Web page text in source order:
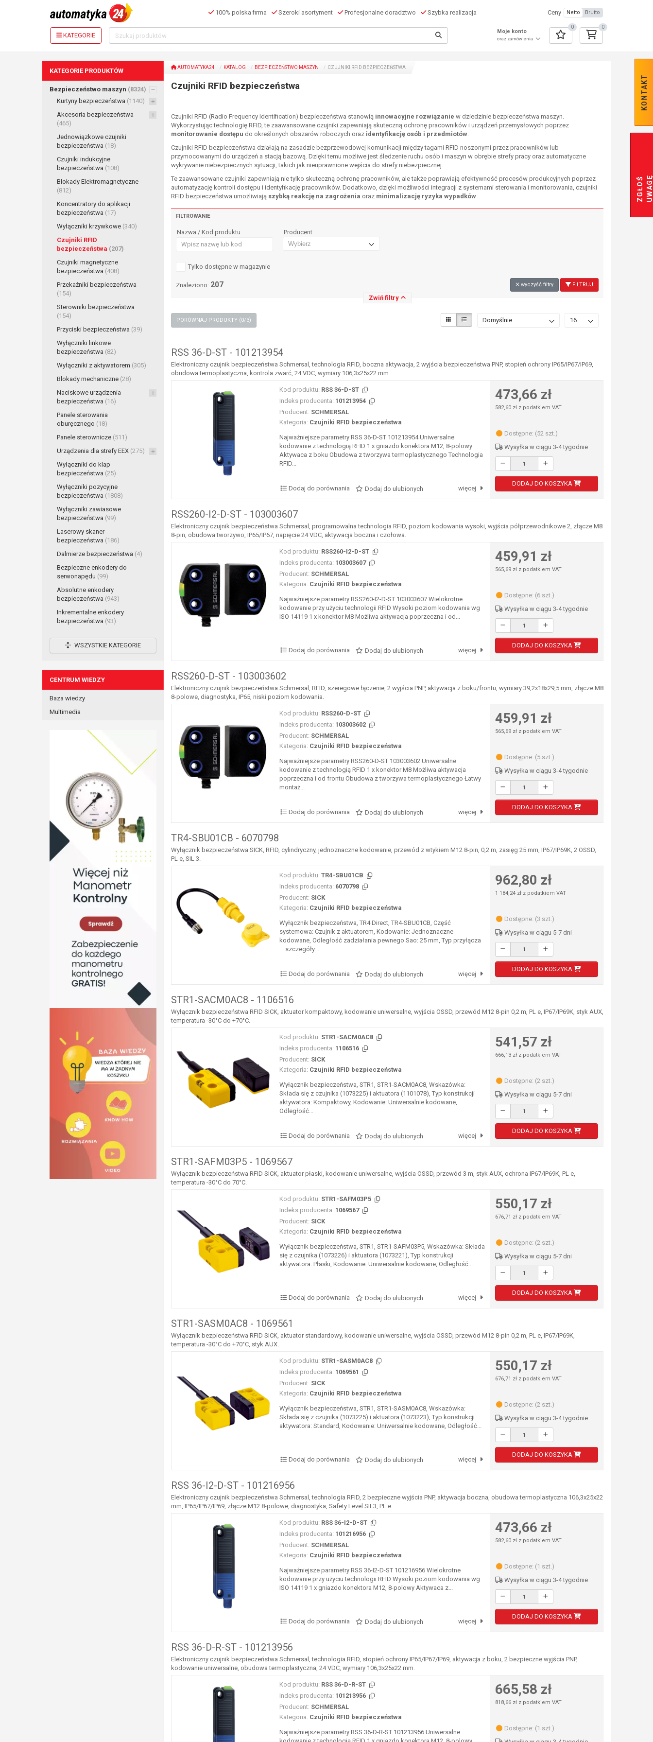
100% polska firma Szeroki asortyment Profesjonalne doradztwo Szybka realizacja Ceny Netto Brutto
KATEGORIE
Moje konto
oraz zamówienia
0 0
KONTAKT
Z
G
Ł
O
Ś
U
W
A
GĘ
KATEGORIE PRODUKTÓW
Bezpieczeństwo maszyn (8324)
Kurtyny bezpieczeństwa (1140)
Akcesoria bezpieczeństwa
(465)
Jednowiązkowe czujniki
bezpieczeństwa (18)
Czujniki indukcyjne
bezpieczeństwa (108)
Blokady Elektromagnetyczne
(812)
Koncentratory do aplikacji
bezpieczeństwa (17)
Wyłączniki krzywkowe (340)
Czujniki RFID
bezpieczeństwa (207)
Czujniki magnetyczne
bezpieczeństwa (408)
Przekaźniki bezpieczeństwa
(154)
Sterowniki bezpieczeństwa
(154)
Przyciski bezpieczeństwa (39)
Wyłączniki linkowe
bezpieczeństwa (82)
Wyłączniki z aktywatorem (305)
Blokady mechaniczne (28)
Naciskowe urządzenia
bezpieczeństwa (16)
Panele sterowania
oburęcznego (18)
Panele sterownicze (511)
Urządzenia dla strefy EEX (275)
Wyłączniki do klap
bezpieczeństwa (25)
Wyłączniki pozycyjne
bezpieczeństwa (1808)
Wyłączniki zawiasowe
bezpieczeństwa (99)
Laserowy skaner
bezpieczeństwa (186)
Dalmierze bezpieczeństwa (4)
Bezpieczne enkodery do
serwonapędu (99)
Absolutne enkodery
bezpieczeństwa (943)
Inkrementalne enkodery
bezpieczeństwa (93)
WSZYSTKIE KATEGORIE
CENTRUM WIEDZY
Baza wiedzy
Multimedia
AUTOMATYKA24 KATALOG BEZPIECZEŃSTWO MASZYN CZUJNIKI RFID BEZPIECZEŃSTWA
Czujniki RFID bezpieczeństwa
Czujniki RFID (Radio Frequency Identification) bezpieczeństwa stanowią innowacyjne rozwiązanie w dziedzinie bezpieczeństwa maszyn.
Wykorzystując technologię RFID, te zaawansowane czujniki zapewniają skuteczną ochronę pracowników i urządzeń przemysłowych poprzez
monitorowanie dostępu do określonych obszarów roboczych oraz identyfikację osób i przedmiotów.
Czujniki RFID bezpieczeństwa działają na zasadzie bezprzewodowej komunikacji między tagami RFID noszonymi przez pracowników lub
przymocowanymi do urządzeń a stacją bazową. Dzięki temu możliwe jest śledzenie ruchu osób i maszyn w obrębie strefy pracy oraz automatyczne
wykrywanie niebezpiecznych sytuacji, takich jak nieuprawnione wejścia do strefy niebezpiecznej.
Te zaawansowane czujniki zapewniają nie tylko skuteczną ochronę pracowników, ale także poprawiają efektywność procesów produkcyjnych poprzez
automatyzację kontroli dostępu i identyfikację pracowników. Dodatkowo, dzięki możliwości integracji z systemami sterowania i monitorowania, czujniki
RFID bezpieczeństwa umożliwiają szybką reakcję na zagrożenia oraz minimalizację ryzyka wypadków.
FILTROWANIE
Nazwa / Kod produktu Producent
Tylko dostępne w magazynie
Znaleziono: 207 wyczyść filtry FILTRUJ
Zwiń filtry
PORÓWNAJ PRODUKTY (0/3) Domyślnie 16
RSS 36-D-ST - 101213954
Elektroniczny czujnik bezpieczeństwa Schmersal, technologia RFID, boczna aktywacja, 2 wyjścia bezpieczeństwa PNP, stopień ochrony IP65/IP67/IP69,
obudowa termoplastyczna, kontrola zwarć, 24 VDC, wymiary 106,3x25x22 mm.
Kod produktu: RSS 36-D-ST
Indeks producenta: 101213954
Producent: SCHMERSAL
Kategoria: Czujniki RFID bezpieczeństwa
Najważniejsze parametry RSS 36-D-ST 101213954 Uniwersalne
kodowanie z technologią RFID 1 x gniazdo konektora M12, 8-polowy
Aktywaca z boku Obudowa z tworzywa termoplastycznego Technologia
RFID...
Dodaj do porównania Dodaj do ulubionych więcej
473,66 zł
582,60 zł z podatkiem VAT
Dostępne: (52 szt.)
Wysyłka w ciągu 3-4 tygodnie
DODAJ DO KOSZYKA
RSS260-I2-D-ST - 103003607
Elektroniczny czujnik bezpieczeństwa Schmersal, programowalna technologia RFID, poziom kodowania wysoki, wyjścia półprzewodnikowe 2, złącze M8
8-pin, obudowa tworzywo, IP65/IP67, napięcie 24 VDC, aktywacja boczna i czołowa.
Kod produktu: RSS260-I2-D-ST
Indeks producenta: 103003607
Producent: SCHMERSAL
Kategoria: Czujniki RFID bezpieczeństwa
Najważniejsze parametry RSS260-I2-D-ST 103003607 Wielokrotne
kodowanie przy użyciu technologii RFID Wysoki poziom kodowania wg
ISO 14119 1 x konektor M8 Możliwa aktywacja poprzeczna i od...
Dodaj do porównania Dodaj do ulubionych więcej
459,91 zł
565,69 zł z podatkiem VAT
Dostępne: (6 szt.)
Wysyłka w ciągu 3-4 tygodnie
DODAJ DO KOSZYKA
RSS260-D-ST - 103003602
Elektroniczny czujnik bezpieczeństwa Schmersal, RFID, szeregowe łączenie, 2 wyjścia PNP, aktywacja z boku/frontu, wymiary 39,2x18x29,5 mm, złącze M8
8-polowe, diagnostyka, IP65, niski poziom kodowania.
Kod produktu: RSS260-D-ST
Indeks producenta: 103003602
Producent: SCHMERSAL
Kategoria: Czujniki RFID bezpieczeństwa
Najważniejsze parametry RSS260-D-ST 103003602 Uniwersalne
kodowanie z technologią RFID 1 x konektor M8 Możliwa aktywacja
poprzeczna i od frontu Obudowa z tworzywa termoplastycznego Łatwy
montaż...
Dodaj do porównania Dodaj do ulubionych więcej
459,91 zł
565,69 zł z podatkiem VAT
Dostępne: (5 szt.)
Wysyłka w ciągu 3-4 tygodnie
DODAJ DO KOSZYKA
TR4-SBU01CB - 6070798
Wyłącznik bezpieczeństwa SICK, RFID, cylindryczny, jednoznaczne kodowanie, przewód z wtykiem M12 8-pin, 0,2 m, zasięg 25 mm, IP67/IP69K, 2 OSSD,
PL e, SIL 3.
Kod produktu: TR4-SBU01CB
Indeks producenta: 6070798
Producent: SICK
Kategoria: Czujniki RFID bezpieczeństwa
Wyłącznik bezpieczeństwa, TR4 Direct, TR4-SBU01CB, Część
systemowa: Czujnik z aktuatorem, Kodowanie: Jednoznaczne
kodowane, Odległość zadziałania pewnego Sao: 25 mm, Typ przyłącza
– szczegóły:...
Dodaj do porównania Dodaj do ulubionych więcej
962,80 zł
1 184,24 zł z podatkiem VAT
Dostępne: (3 szt.)
Wysyłka w ciągu 5-7 dni
DODAJ DO KOSZYKA
STR1-SACM0AC8 - 1106516
Wyłącznik bezpieczeństwa RFID SICK, aktuator kompaktowy, kodowanie uniwersalne, wyjścia OSSD, przewód M12 8-pin 0,2 m, PL e, IP67/IP69K, styk AUX,
temperatura -30°C do +70°C.
Kod produktu: STR1-SACM0AC8
Indeks producenta: 1106516
Producent: SICK
Kategoria: Czujniki RFID bezpieczeństwa
Wyłącznik bezpieczeństwa, STR1, STR1-SACM0AC8, Wskazówka:
Składa się z czujnika (1073225) i aktuatora (1101078), Typ konstrukcji
aktywatora: Kompaktowy, Kodowanie: Uniwersalnie kodowane,
Odległość...
Dodaj do porównania Dodaj do ulubionych więcej
541,57 zł
666,13 zł z podatkiem VAT
Dostępne: (2 szt.)
Wysyłka w ciągu 5-7 dni
DODAJ DO KOSZYKA
STR1-SAFM03P5 - 1069567
Wyłącznik bezpieczeństwa RFID SICK, aktuator płaski, kodowanie uniwersalne, wyjścia OSSD, przewód 3 m, styk AUX, ochrona IP67/IP69K, PL e,
temperatura -30°C do 70°C.
Kod produktu: STR1-SAFM03P5
Indeks producenta: 1069567
Producent: SICK
Kategoria: Czujniki RFID bezpieczeństwa
Wyłącznik bezpieczeństwa, STR1, STR1-SAFM03P5, Wskazówka: Składa
się z czujnika (1073226) i aktuatora (1073221), Typ konstrukcji
aktywatora: Płaski, Kodowanie: Uniwersalnie kodowane, Odległość...
Dodaj do porównania Dodaj do ulubionych więcej
550,17 zł
676,71 zł z podatkiem VAT
Dostępne: (2 szt.)
Wysyłka w ciągu 5-7 dni
DODAJ DO KOSZYKA
STR1-SASM0AC8 - 1069561
Wyłącznik bezpieczeństwa RFID SICK, aktuator standardowy, kodowanie uniwersalne, wyjścia OSSD, przewód M12 8-pin 0,2 m, PL e, IP67/IP69K,
temperatura -30°C do +70°C, styk AUX.
Kod produktu: STR1-SASM0AC8
Indeks producenta: 1069561
Producent: SICK
Kategoria: Czujniki RFID bezpieczeństwa
Wyłącznik bezpieczeństwa, STR1, STR1-SASM0AC8, Wskazówka:
Składa się z czujnika (1073225) i aktuatora (1073223), Typ konstrukcji
aktywatora: Standard, Kodowanie: Uniwersalnie kodowane, Odległość...
Dodaj do porównania Dodaj do ulubionych więcej
550,17 zł
676,71 zł z podatkiem VAT
Dostępne: (2 szt.)
Wysyłka w ciągu 3-4 tygodnie
DODAJ DO KOSZYKA
RSS 36-I2-D-ST - 101216956
Elektroniczny czujnik bezpieczeństwa Schmersal, technologia RFID, 2 bezpieczne wyjścia PNP, aktywacja boczna, obudowa termoplastyczna 106,3x25x22
mm, IP65/IP67/IP69, złącze M12 8-polowe, diagnostyka, Safety Level SIL3, PL e.
Kod produktu: RSS 36-I2-D-ST
Indeks producenta: 101216956
Producent: SCHMERSAL
Kategoria: Czujniki RFID bezpieczeństwa
Najważniejsze parametry RSS 36-I2-D-ST 101216956 Wielokrotne
kodowanie przy użyciu technologii RFID Wysoki poziom kodowania wg
ISO 14119 1 x gniazdo konektora M12, 8-polowy Aktywaca z...
Dodaj do porównania Dodaj do ulubionych więcej
473,66 zł
582,60 zł z podatkiem VAT
Dostępne: (1 szt.)
Wysyłka w ciągu 3-4 tygodnie
DODAJ DO KOSZYKA
RSS 36-D-R-ST - 101213956
Elektroniczny czujnik bezpieczeństwa Schmersal, technologia RFID, stopień ochrony IP65/IP67/IP69, aktywacja z boku, 2 bezpieczne wyjścia PNP,
kodowanie uniwersalne, obudowa termoplastyczna, 24 VDC, wymiary 106,3x25x22 mm.
Kod produktu: RSS 36-D-R-ST
Indeks producenta: 101213956
Producent: SCHMERSAL
Kategoria: Czujniki RFID bezpieczeństwa
Najważniejsze parametry RSS 36-D-R-ST 101213956 Uniwersalne
665,58 zł
818,66 zł z podatkiem VAT
Dostępne: (1 szt.)